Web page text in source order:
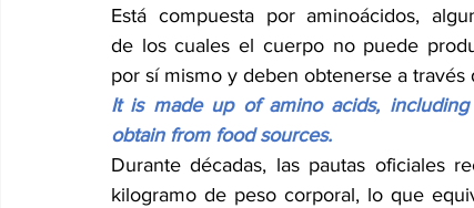
Está compuesta por aminoácidos,
de los cuales el cuerpo no puede
por sí mismo y deben obtenerse a través
It is made up of amino acids,
obtain from food sources.
Durante décadas, las pautas oficiales
kilogramo de peso corporal, lo que